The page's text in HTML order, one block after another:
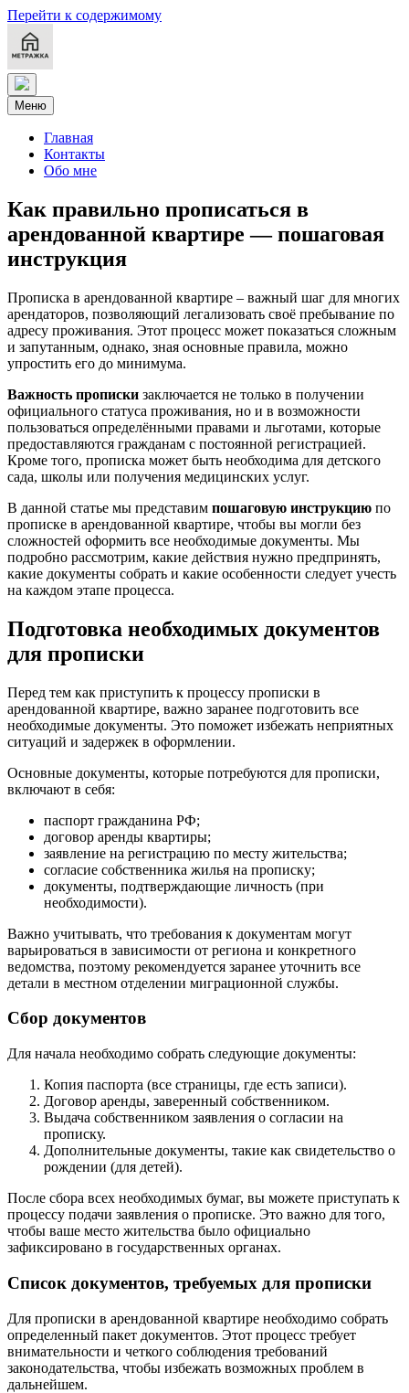
Перейти к содержимому
Меню
Главная
Контакты
Обо мне
Как правильно прописаться в
арендованной квартире — пошаговая
инструкция
Прописка в арендованной квартире – важный шаг для многих
арендаторов, позволяющий легализовать своё пребывание по
адресу проживания. Этот процесс может показаться сложным
и запутанным, однако, зная основные правила, можно
упростить его до минимума.
Важность прописки заключается не только в получении
официального статуса проживания, но и в возможности
пользоваться определёнными правами и льготами, которые
предоставляются гражданам с постоянной регистрацией.
Кроме того, прописка может быть необходима для детского
сада, школы или получения медицинских услуг.
В данной статье мы представим пошаговую инструкцию по
прописке в арендованной квартире, чтобы вы могли без
сложностей оформить все необходимые документы. Мы
подробно рассмотрим, какие действия нужно предпринять,
какие документы собрать и какие особенности следует учесть
на каждом этапе процесса.
Подготовка необходимых документов
для прописки
Перед тем как приступить к процессу прописки в
арендованной квартире, важно заранее подготовить все
необходимые документы. Это поможет избежать неприятных
ситуаций и задержек в оформлении.
Основные документы, которые потребуются для прописки,
включают в себя:
паспорт гражданина РФ;
договор аренды квартиры;
заявление на регистрацию по месту жительства;
согласие собственника жилья на прописку;
документы, подтверждающие личность (при
необходимости).
Важно учитывать, что требования к документам могут
варьироваться в зависимости от региона и конкретного
ведомства, поэтому рекомендуется заранее уточнить все
детали в местном отделении миграционной службы.
Сбор документов
Для начала необходимо собрать следующие документы:
Копия паспорта (все страницы, где есть записи).
Договор аренды, заверенный собственником.
Выдача собственником заявления о согласии на
прописку.
Дополнительные документы, такие как свидетельство о
рождении (для детей).
После сбора всех необходимых бумаг, вы можете приступать к
процессу подачи заявления о прописке. Это важно для того,
чтобы ваше место жительства было официально
зафиксировано в государственных органах.
Список документов, требуемых для прописки
Для прописки в арендованной квартире необходимо собрать
определенный пакет документов. Этот процесс требует
внимательности и четкого соблюдения требований
законодательства, чтобы избежать возможных проблем в
дальнейшем.